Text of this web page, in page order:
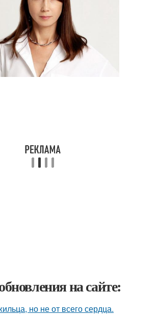
на сайте:
но не от всего сердца.